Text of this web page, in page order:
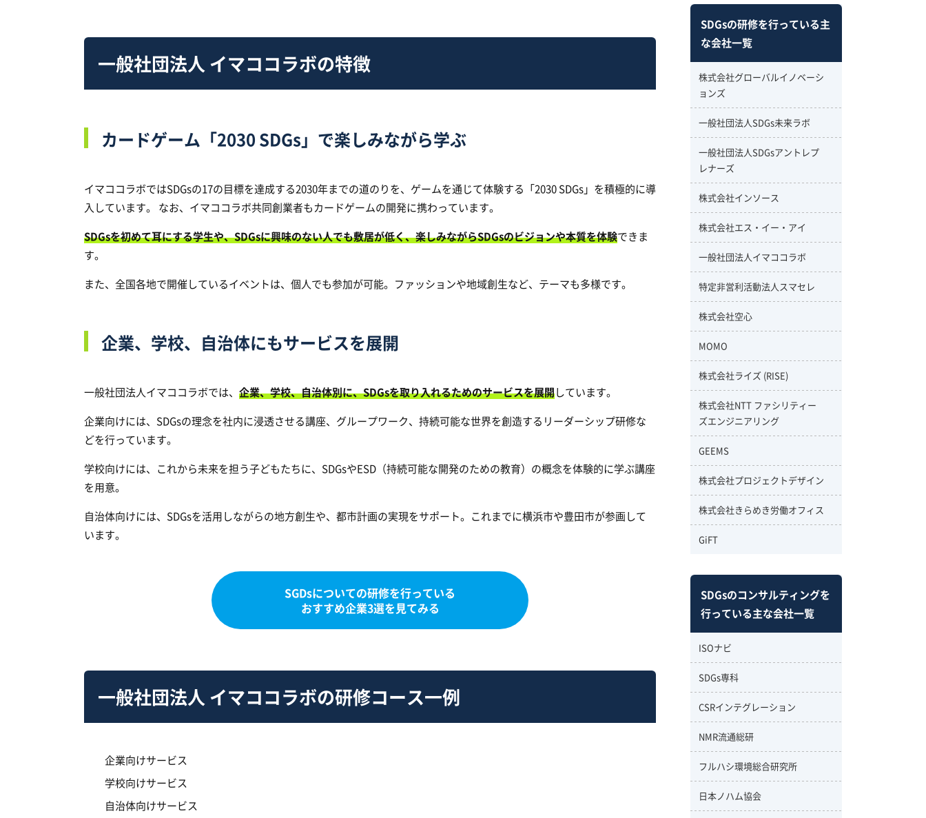
一般社団法人 イマココラボの特徴
カードゲーム「2030 SDGs」で楽しみながら学ぶ
イマココラボではSDGsの17の目標を達成する2030年までの道のりを、ゲームを通じて体験する「2030 SDGs」を積極的に導
入しています。 なお、イマココラボ共同創業者もカードゲームの開発に携わっています。
SDGsを初めて耳にする学生や、SDGsに興味のない人でも敷居が低く、楽しみながらSDGsのビジョンや本質を体験できま
す。
また、全国各地で開催しているイベントは、個人でも参加が可能。ファッションや地域創生など、テーマも多様です。
企業、学校、自治体にもサービスを展開
一般社団法人イマココラボでは、 企業、学校、自治体別に、SDGsを取り入れるためのサービスを展開しています。
企業向けには、SDGsの理念を社内に浸透させる講座、グループワーク、持続可能な世界を創造するリーダーシップ研修な
どを行っています。
学校向けには、これから未来を担う子どもたちに、SDGsやESD（持続可能な開発のための教育）の概念を体験的に学ぶ講座
を用意。
自治体向けには、SDGsを活用しながらの地方創生や、都市計画の実現をサポート。これまでに横浜市や豊田市が参画して
います。
SGDsについての研修を行っている
おすすめ企業3選を見てみる
一般社団法人 イマココラボの研修コース一例
企業向けサービス
学校向けサービス
自治体向けサービス
SDGsの研修を行っている主
な会社一覧
株式会社グローバルイノベーシ
ョンズ
一般社団法人SDGs未来ラボ
一般社団法人SDGsアントレプ
レナーズ
株式会社インソース
株式会社エス・イー・アイ
一般社団法人イマココラボ
特定非営利活動法人スマセレ
株式会社空心
MOMO
株式会社ライズ (RISE)
株式会社NTT ファシリティー
ズエンジニアリング
GEEMS
株式会社プロジェクトデザイン
株式会社きらめき労働オフィス
GiFT
SDGsのコンサルティングを
行っている主な会社一覧
ISOナビ
SDGs専科
CSRインテグレーション
NMR流通総研
フルハシ環境総合研究所
日本ノハム協会